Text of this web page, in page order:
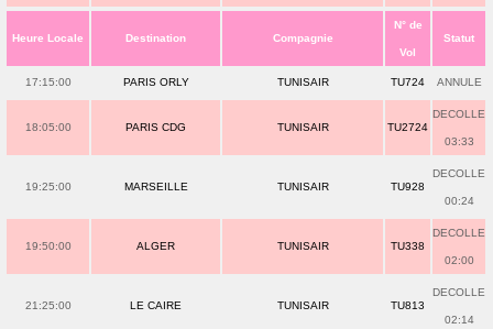
Heure Locale Destination Compagnie
N° de
Vol
Statut
17:15:00 PARIS ORLY TUNISAIR TU724 ANNULE
18:05:00 PARIS CDG TUNISAIR TU2724
DECOLLE
03:33
19:25:00 MARSEILLE TUNISAIR TU928
DECOLLE
00:24
19:50:00 ALGER TUNISAIR TU338
DECOLLE
02:00
21:25:00 LE CAIRE TUNISAIR TU813
DECOLLE
02:14